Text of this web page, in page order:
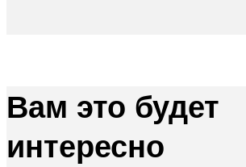
Вам это будет
интересно